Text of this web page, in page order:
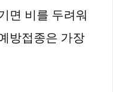
면 비를 두려워
방접종은 가장